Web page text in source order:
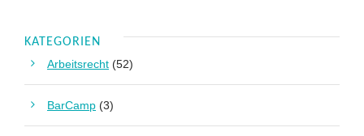
KATEGORIEN
Arbeitsrecht (52)
BarCamp (3)